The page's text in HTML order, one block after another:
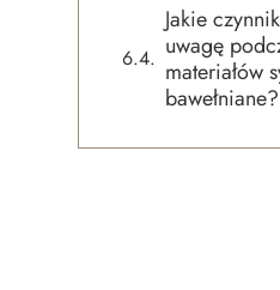
Jakie
uwagę
materiałów
bawełniane?